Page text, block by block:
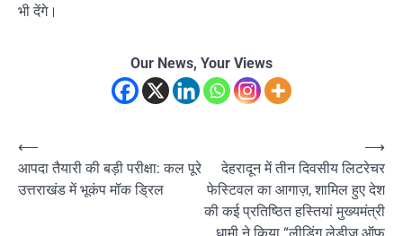
भी देंगे।
Our News, Your Views
Post
navigation
⟵
आपदा तैयारी की बड़ी परीक्षा: कल पूरे
उत्तराखंड में भूकंप मॉक ड्रिल
देहरादून में तीन दिवसीय लिटरेचर
फेस्टिवल का आगाज़, शामिल हुए देश
की कई प्रतिष्ठित हस्तियां मुख्यमंत्री
⟶